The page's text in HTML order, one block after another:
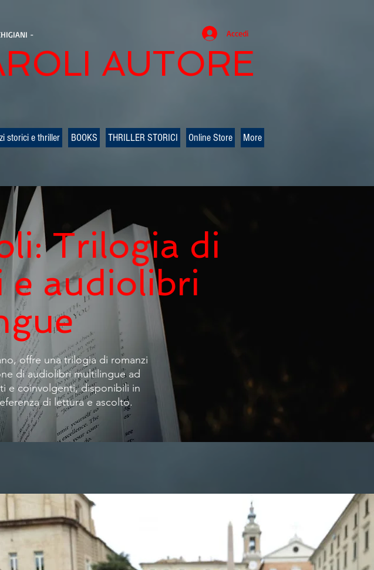
- Accedi
AUTORE
storici e thriller BOOKS THRILLER STORICI Online Store More
Trilogia di
e audiolibri
offre una trilogia di romanzi
di audiolibri multilingue ad
e coinvolgenti, disponibili in
di lettura e ascolto.